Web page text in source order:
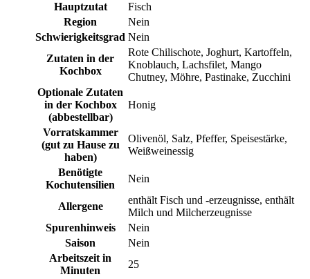
Hauptzutat
Fisch
Region
Nein
Schwierigkeitsgrad Nein
Zutaten in der
Kochbox
Rote Chilischote, Joghurt, Kartoffeln,
Knoblauch, Lachsfilet, Mango
Chutney, Möhre, Pastinake, Zucchini
Optionale Zutaten
in der Kochbox
(abbestellbar)
Honig
Vorratskammer
(gut zu Hause zu
haben)
Olivenöl, Salz, Pfeffer, Speisestärke,
Weißweinessig
Benötigte
Kochutensilien
Nein
Allergene
enthält Fisch und -erzeugnisse, enthält
Milch und Milcherzeugnisse
Spurenhinweis
Nein
Saison
Nein
Arbeitszeit in
Minuten
25